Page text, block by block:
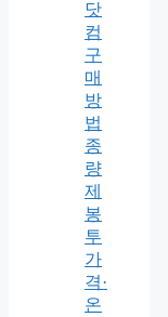
닷
컴
구
매
방
법
종
량
제
봉
투
가
격·
온